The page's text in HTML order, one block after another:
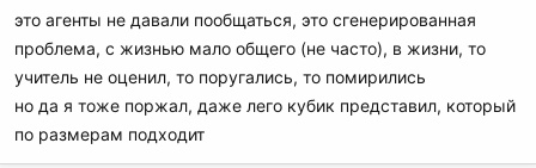
это агенты не давали пообщаться, это сгенерированная
проблема, с жизнью мало общего (не часто), в жизни, то
учитель не оценил, то поругались, то помирились
но да я тоже поржал, даже лего кубик представил, который
по размерам подходит